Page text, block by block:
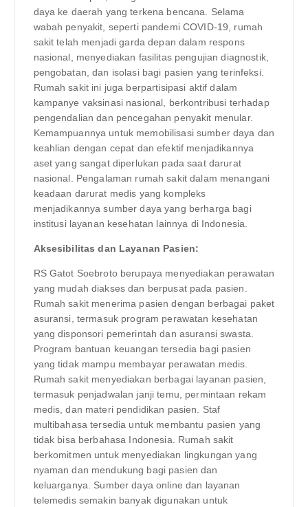
daya ke daerah yang terkena bencana. Selama
wabah penyakit, seperti pandemi COVID-19, rumah
sakit telah menjadi garda depan dalam respons
nasional, menyediakan fasilitas pengujian diagnostik,
pengobatan, dan isolasi bagi pasien yang terinfeksi.
Rumah sakit ini juga berpartisipasi aktif dalam
kampanye vaksinasi nasional, berkontribusi terhadap
pengendalian dan pencegahan penyakit menular.
Kemampuannya untuk memobilisasi sumber daya dan
keahlian dengan cepat dan efektif menjadikannya
aset yang sangat diperlukan pada saat darurat
nasional. Pengalaman rumah sakit dalam menangani
keadaan darurat medis yang kompleks
menjadikannya sumber daya yang berharga bagi
institusi layanan kesehatan lainnya di Indonesia.
Aksesibilitas dan Layanan Pasien:
RS Gatot Soebroto berupaya menyediakan perawatan
yang mudah diakses dan berpusat pada pasien.
Rumah sakit menerima pasien dengan berbagai paket
asuransi, termasuk program perawatan kesehatan
yang disponsori pemerintah dan asuransi swasta.
Program bantuan keuangan tersedia bagi pasien
yang tidak mampu membayar perawatan medis.
Rumah sakit menyediakan berbagai layanan pasien,
termasuk penjadwalan janji temu, permintaan rekam
medis, dan materi pendidikan pasien. Staf
multibahasa tersedia untuk membantu pasien yang
tidak bisa berbahasa Indonesia. Rumah sakit
berkomitmen untuk menyediakan lingkungan yang
nyaman dan mendukung bagi pasien dan
keluarganya. Sumber daya online dan layanan
telemedis semakin banyak digunakan untuk